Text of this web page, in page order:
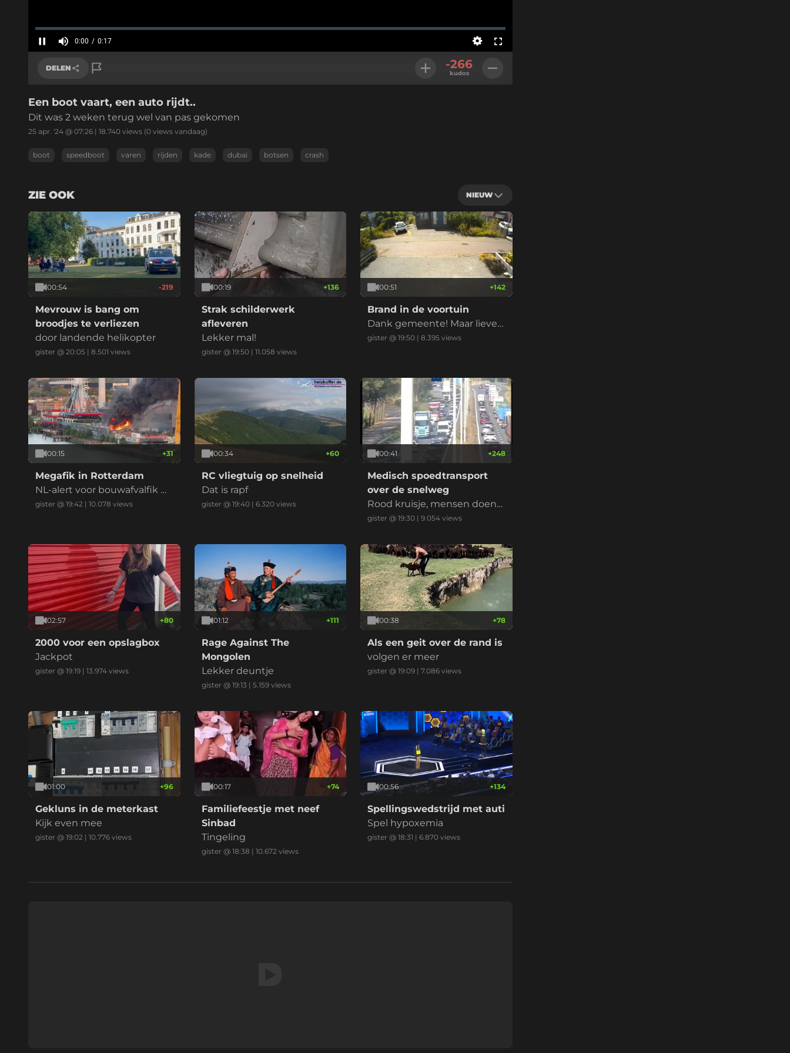
Huidige
tijd
0:00 / 0:17
Geladen:
0%
DELEN
Link kopiëren
-266
kudos
Een boot vaart, een auto rijdt..
Dit was 2 weken terug wel van pas gekomen
25 apr. '24 @ 07:26 | 18.740 views (0 views vandaag)
boot speedboot varen rijden kade dubai botsen crash
ZIE OOK NIEUW
00:54 -219
Mevrouw is bang om
broodjes te verliezen
door landende helikopter
gister @ 20:05 | 8.501 views
00:19 +136
Strak schilderwerk
afleveren
Lekker mal!
gister @ 19:50| 11.058 views
00:51 +142
Brand in de voortuin
Dank gemeente! Maar liever
niet nu met de droogte
gister @ 19:50 |8.395 views
00:15 +31
Megafik in Rotterdam
NL-alert voor bouwafvalfik m
et zwarte reauk bij recycling
gister @ 19:42 | 10.078 views
00:34 +60
RC vliegtuig op snelheid
Dat is rapf
gister @ 19:40| 6.320views
00:41 +248
Medisch spoedtransport
over de snelweg
Rood kruisje, mensen doen
normaal, ambu erlangs, klaar
gister @ 19:30 |9.054 views
02:57 +80
2000 voor een opslagbox
Jackpot
gister @ 19:19 | 13.974 views
01:12 +111
Rage Against The
Mongolen
Lekker deuntje
gister @ 19:13 | 5.159views
00:38 +78
Als een geit over de rand is
volgen er meer
gister @ 19:09 |7.086 views
01:00 +96
Gekluns in de meterkast
Kijk even mee
gister @ 19:02 | 10.776 views
00:17 +74
Familiefeestje met neef
Sinbad
Tingeling
gister @ 18:38 | 10.672views
00:56 +134
Spellingswedstrijd met auti
Spel hypoxemia
gister @ 18:31 |6.870 views